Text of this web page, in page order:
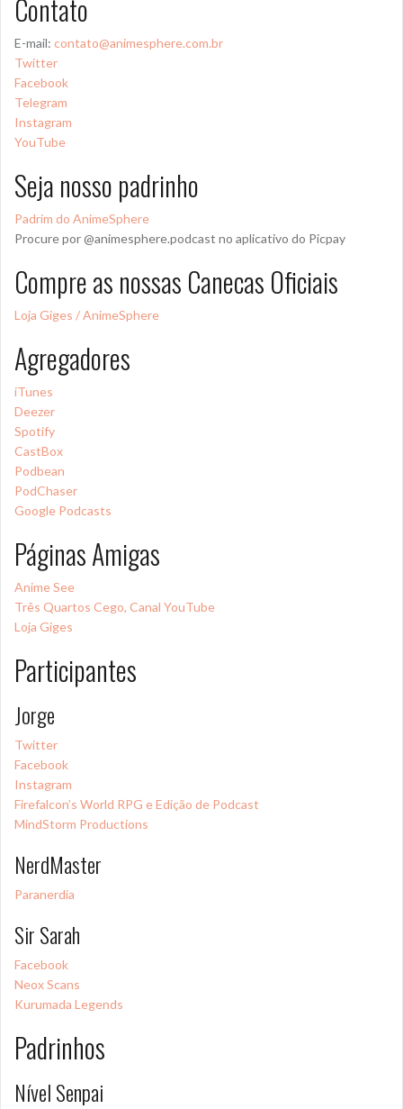
Contato
E-mail: contato@animesphere.com.br
Twitter
Facebook
Telegram
Instagram
YouTube
Seja nosso padrinho
Padrim do AnimeSphere
Procure por @animesphere.podcast no aplicativo do Picpay
Compre as nossas Canecas Oficiais
Loja Giges / AnimeSphere
Agregadores
iTunes
Deezer
Spotify
CastBox
Podbean
PodChaser
Google Podcasts
Páginas Amigas
Anime See
Três Quartos Cego, Canal YouTube
Loja Giges
Participantes
Jorge
Twitter
Facebook
Instagram
Firefalcon’s World RPG e Edição de Podcast
MindStorm Productions
NerdMaster
Paranerdia
Sir Sarah
Facebook
Neox Scans
Kurumada Legends
Padrinhos
Nível Senpai